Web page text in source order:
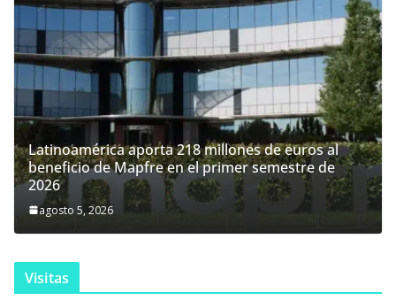
Latinoamérica aporta 218 millones de euros al
beneficio de Mapfre en el primer semestre de
2026
agosto 5, 2026
Visitas